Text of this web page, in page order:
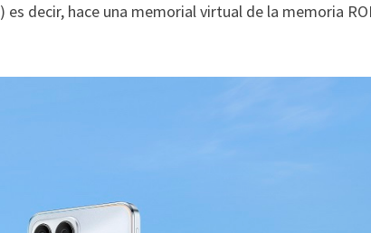
es decir, hace una memorial virtual de la memoria